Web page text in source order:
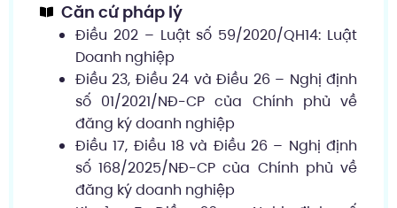
Căn cứ pháp lý
Điều 202 – Luật số 59/2020/QH14: Luật
Doanh nghiệp
Điều 23, Điều 24 và Điều 26 – Nghị định
số 01/2021/NĐ-CP của Chính phủ về
đăng ký doanh nghiệp
Điều 17, Điều 18 và Điều 26 – Nghị định
số 168/2025/NĐ-CP của Chính phủ về
đăng ký doanh nghiệp